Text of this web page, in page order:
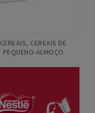
CEREAIS, CEREAIS DE
PEQUENO-ALMOÇO